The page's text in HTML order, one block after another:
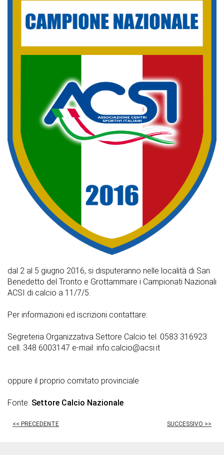
dal 2 al 5 giugno 2016, si disputeranno nelle località di San
Benedetto del Tronto e Grottammare i Campionati Nazionali
ACSI di calcio a 11/7/5.
Per informazioni ed iscrizioni contattare:
Segreteria Organizzativa Settore Calcio tel. 0583 316923
cell. 348 6003147 e-mail: info.calcio@acsi.it
oppure il proprio comitato provinciale
Fonte: Settore Calcio Nazionale
<< PRECEDENTE SUCCESSIVO >>